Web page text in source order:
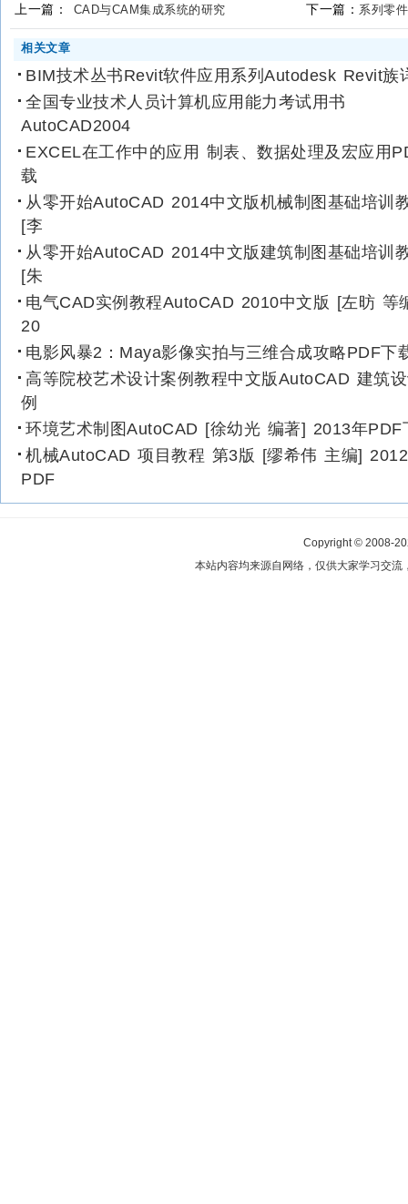
上一篇： CAD与CAM集成系统的研究 下一篇： 系列零
相关文章
BIM技术丛书Revit软件应用系列Autodesk Revit族
全国专业技术人员计算机应用能力考试用书
AutoCAD2004
EXCEL在工作中的应用 制表、数据处理及宏应用
载
从零开始AutoCAD 2014中文版机械制图基础培训
[李
从零开始AutoCAD 2014中文版建筑制图基础培训
[朱
电气CAD实例教程AutoCAD 2010中文版 [左昉 等
20
电影风暴2：Maya影像实拍与三维合成攻略PDF下
高等院校艺术设计案例教程中文版AutoCAD 建筑
例
环境艺术制图AutoCAD [徐幼光 编著] 2013年PDF
机械AutoCAD 项目教程 第3版 [缪希伟 主编]
PDF
Copyright © 2008-
本站内容均来源自网络，仅供大家学习交